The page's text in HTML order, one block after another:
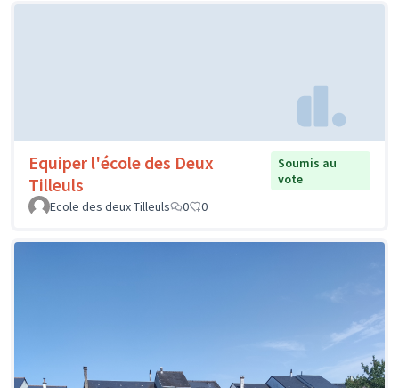
Equiper l'école des Deux
Tilleuls
Soumis au
vote
Ecole des deux Tilleuls
0 0